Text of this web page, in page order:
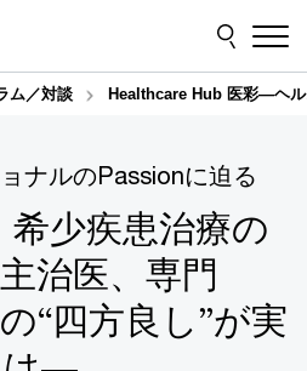
ム／対談 Healthcare Hub 医彩―ヘ
ナルのPassionに迫る
希少疾患治療の
治医、専門
“四方良し”が実